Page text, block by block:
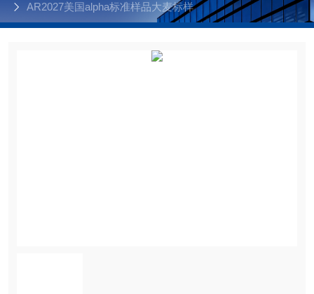
AR2027美国alpha标准样品大麦标样